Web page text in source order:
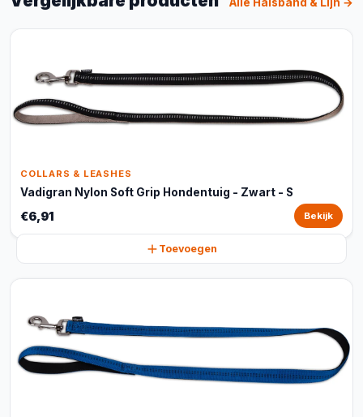
COLLARS & LEASHES
Vadigran Nylon Soft Grip Hondentuig - Zwart - S
€6,91 Bekijk
Toevoegen